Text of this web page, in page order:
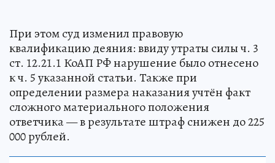
При этом суд изменил правовую
квалификацию деяния: ввиду утраты силы ч. 3
ст. 12.21.1 КоАП РФ нарушение было отнесено
к ч. 5 указанной статьи. Также при
определении размера наказания учтён факт
сложного материального положения
ответчика — в результате штраф снижен до 225
000 рублей.